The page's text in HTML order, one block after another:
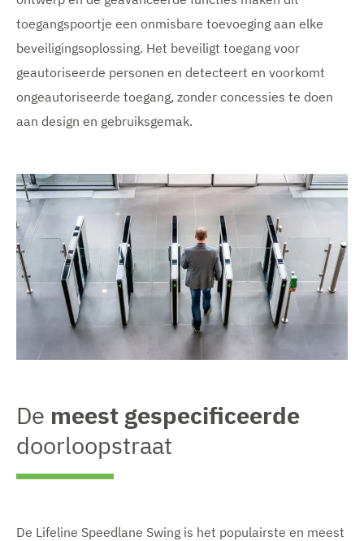
toegangspoortje een onmisbare toevoeging aan elke
beveiligingsoplossing. Het beveiligt toegang voor
geautoriseerde personen en detecteert en voorkomt
ongeautoriseerde toegang, zonder concessies te doen
aan design en gebruiksgemak.
De meest gespecificeerde
doorloopstraat
De Lifeline Speedlane Swing is het populairste en meest